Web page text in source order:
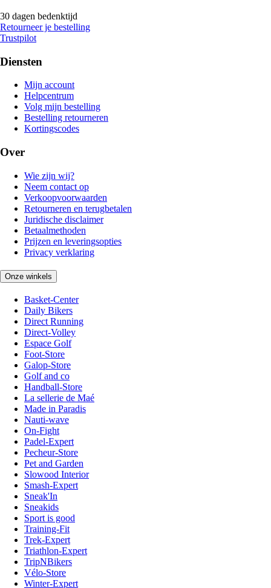
30 dagen bedenktijd
Retourneer je bestelling
Trustpilot
Diensten
Mijn account
Helpcentrum
Volg mijn bestelling
Bestelling retourneren
Kortingscodes
Over
Wie zijn wij?
Neem contact op
Verkoopvoorwaarden
Retourneren en terugbetalen
Juridische disclaimer
Betaalmethoden
Prijzen en leveringsopties
Privacy verklaring
Onze winkels
Basket-Center
Daily Bikers
Direct Running
Direct-Volley
Espace Golf
Foot-Store
Galop-Store
Golf and co
Handball-Store
La sellerie de Maé
Made in Paradis
Nauti-wave
On-Fight
Padel-Expert
Pecheur-Store
Pet and Garden
Slowood Interior
Smash-Expert
Sneak'In
Sneakids
Sport is good
Training-Fit
Trek-Expert
Triathlon-Expert
TripNBikers
Vélo-Store
Winter-Expert